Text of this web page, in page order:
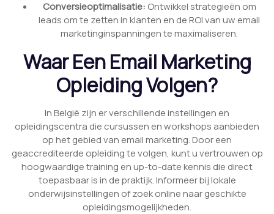
Conversieoptimalisatie: Ontwikkel strategieën om
leads om te zetten in klanten en de ROI van uw email
marketinginspanningen te maximaliseren.
Waar Een Email Marketing
Opleiding Volgen?
In België zijn er verschillende instellingen en
opleidingscentra die cursussen en workshops aanbieden
op het gebied van email marketing. Door een
geaccrediteerde opleiding te volgen, kunt u vertrouwen op
hoogwaardige training en up-to-date kennis die direct
toepasbaar is in de praktijk. Informeer bij lokale
onderwijsinstellingen of zoek online naar geschikte
opleidingsmogelijkheden.